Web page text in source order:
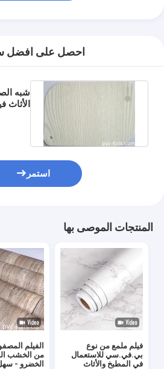
احصل على افضل
شبه
الأثاث
استمر
المنتجات الموصى بها
فيلم ملمع من نوع
بي.في.سي للاستعمال
في المطبخ والأثاث
الفيلم
من الخشب
الخضرو -